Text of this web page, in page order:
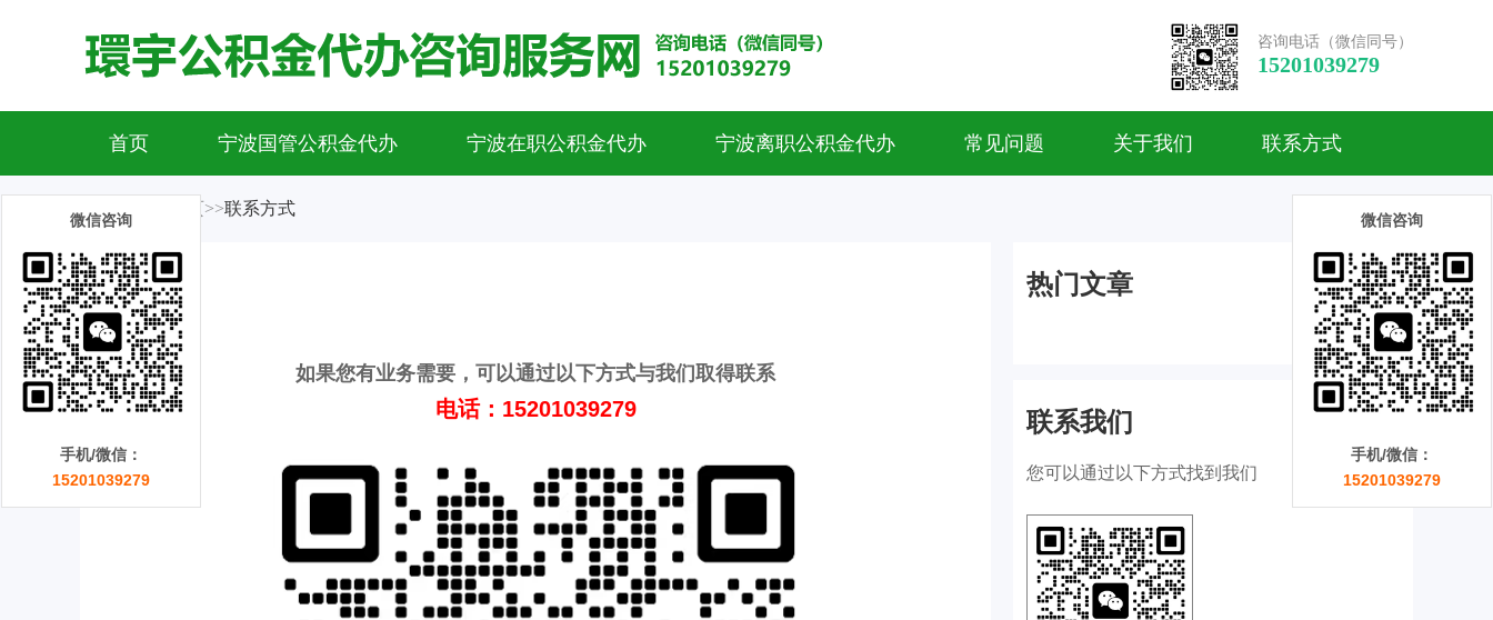
咨询电话（微信同号）
15201039279
首页 宁波国管公积金代办 宁波在职公积金代办 宁波离职公积金代办 常见问题 关于我们 联系方式
当前位置： 首页>>联系方式
如果您有业务需要，可以通过以下方式与我们取得联系
电话：15201039279
热门文章
联系我们
您可以通过以下方式找到我们
微信咨询
手机/微信：
15201039279
微信咨询
手机/微信：
15201039279